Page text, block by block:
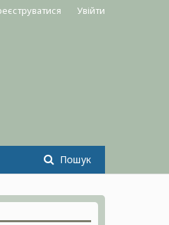
Пошук
Увійти